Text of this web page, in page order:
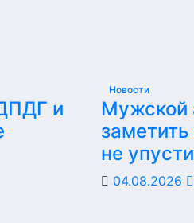
и
Новости
Мужской
не
04.08.2026